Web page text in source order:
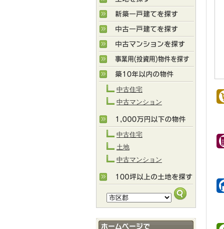
中古住宅
中古マンション
中古住宅
土地
中古マンション